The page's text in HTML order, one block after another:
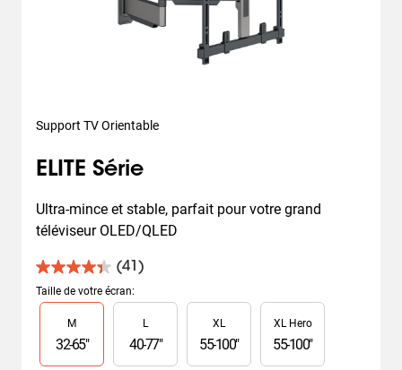
Support TV Orientable
ELITE Série
Ultra-mince et stable, parfait pour votre grand
téléviseur OLED/QLED
(41)
4.4
sur
5
étoiles.
avis
Taille de votre écran:
Slide 1 of 4
M
32-65"
L
40-77"
XL
55-100"
XL Hero
55-100"